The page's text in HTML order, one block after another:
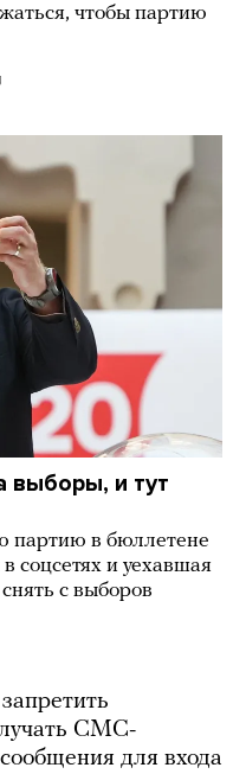
чтобы партию
выборы, и тут
партию в бюллетене
соцсетях и уехавшая
с выборов
СМС-
для входа